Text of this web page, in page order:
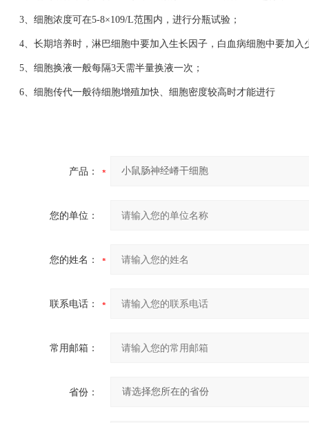
3、细胞浓度可在5-8×109/L范围内，进行分瓶试验；
4、长期培养时，淋巴细胞中要加入生长因子，白血病细胞中要加入
5、细胞换液一般每隔3天需半量换液一次；
6、细胞传代一般待细胞增殖加快、细胞密度较高时才能进行
产品：
您的单位：
您的姓名：
联系电话：
常用邮箱：
省份：